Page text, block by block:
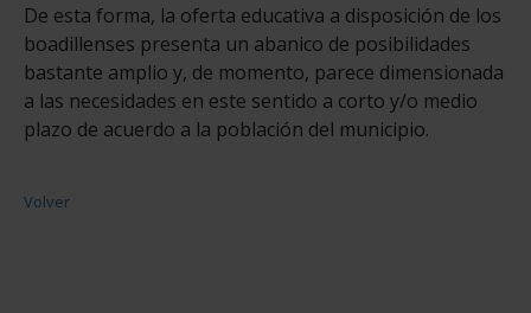
De esta forma, la oferta educativa a disposición de los
boadillenses presenta un abanico de posibilidades
bastante amplio y, de momento, parece dimensionada
a las necesidades en este sentido a corto y/o medio
plazo de acuerdo a la población del municipio.
Volver